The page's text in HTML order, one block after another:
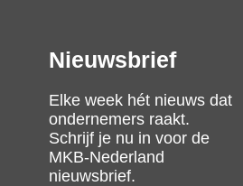
Nieuwsbrief
Elke week hét nieuws dat
ondernemers raakt.
Schrijf je nu in voor de
MKB-Nederland
nieuwsbrief.